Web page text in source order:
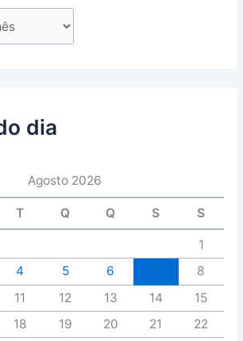
dia
Agosto 2026
T Q Q S S
1
4 5 6
8
11 12 13 14
15
18 19 20 21
22